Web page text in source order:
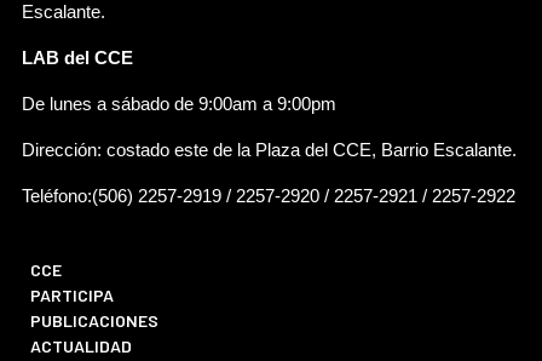
Escalante.
LAB del CCE
De lunes a sábado de 9:00am a 9:00pm
Dirección: costado este de la Plaza del CCE, Barrio Escalante.
Teléfono:(506) 2257-2919 / 2257-2920 / 2257-2921 / 2257-2922
CCE
PARTICIPA
PUBLICACIONES
ACTUALIDAD